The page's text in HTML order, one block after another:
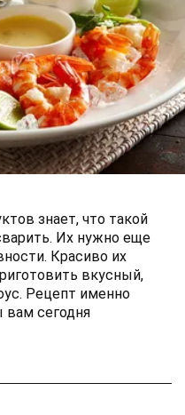
знает, что такой
Их нужно еще
Красиво их
вкусный,
Рецепт именно
вам сегодня